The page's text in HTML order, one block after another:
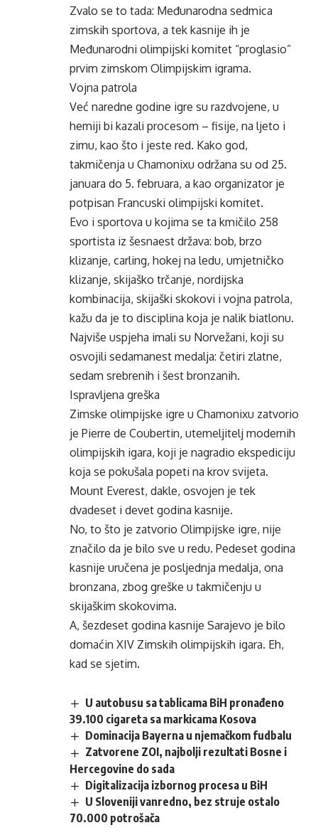
Zvalo se to tada: Međunarodna sedmica
zimskih sportova, a tek kasnije ih je
Međunarodni olimpijski komitet “proglasio”
prvim zimskom Olimpijskim igrama.
Vojna patrola
Već naredne godine igre su razdvojene, u
hemiji bi kazali procesom – fisije, na ljeto i
zimu, kao što i jeste red. Kako god,
takmičenja u Chamonixu održana su od 25.
januara do 5. februara, a kao organizator je
potpisan Francuski olimpijski komitet.
Evo i sportova u kojima se ta kmičilo 258
sportista iz šesnaest država: bob, brzo
klizanje, carling, hokej na ledu, umjetničko
klizanje, skijaško trčanje, nordijska
kombinacija, skijaški skokovi i vojna patrola,
kažu da je to disciplina koja je nalik biatlonu.
Najviše uspjeha imali su Norvežani, koji su
osvojili sedamanest medalja: četiri zlatne,
sedam srebrenih i šest bronzanih.
Ispravljena greška
Zimske olimpijske igre u Chamonixu zatvorio
je Pierre de Coubertin, utemeljitelj modernih
olimpijskih igara, koji je nagradio ekspediciju
koja se pokušala popeti na krov svijeta.
Mount Everest, dakle, osvojen je tek
dvadeset i devet godina kasnije.
No, to što je zatvorio Olimpijske igre, nije
značilo da je bilo sve u redu. Pedeset godina
kasnije uručena je posljednja medalja, ona
bronzana, zbog greške u takmičenju u
skijaškim skokovima.
A, šezdeset godina kasnije Sarajevo je bilo
domaćin XIV Zimskih olimpijskih igara. Eh,
kad se sjetim.
U autobusu sa tablicama BiH pronađeno
39.100 cigareta sa markicama Kosova
Dominacija Bayerna u njemačkom fudbalu
Zatvorene ZOI, najbolji rezultati Bosne i
Hercegovine do sada
Digitalizacija izbornog procesa u BiH
U Sloveniji vanredno, bez struje ostalo
70.000 potrošača